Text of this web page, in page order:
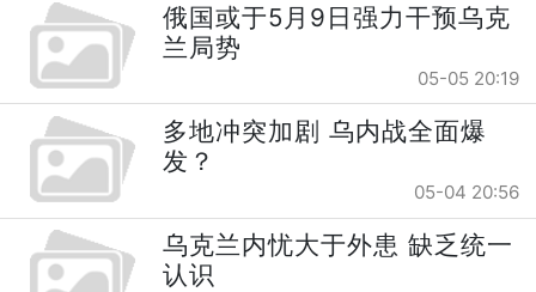
俄国或于5月9日强力干预乌克
兰局势
05-05 20:19
多地冲突加剧 乌内战全面爆
发？
05-04 20:56
乌克兰内忧大于外患 缺乏统一
认识